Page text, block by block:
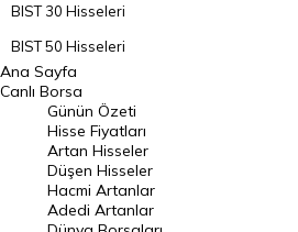
BIST 30 Hisseleri
BIST 50 Hisseleri
BIST 100 Hisseleri
En Çok Artan Hisseler
En Çok Düşen Hisseler
Hacmi Artanlar
Geçmiş Kapanışlar
Ana Sayfa
Canlı Borsa
Günün Özeti
Hisse Fiyatları
Artan Hisseler
Düşen Hisseler
Hacmi Artanlar
Adedi Artanlar